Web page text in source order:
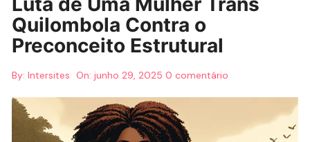
Quilombola Contra o
Preconceito Estrutural
By: Intersites On:junho 29, 2025 0 comentário